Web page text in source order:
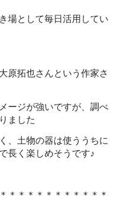
場として毎日活用してい
原拓也さんという作家さ
ージが強いですが、調べ
ました
、土物の器は使ううちに
長く楽しめそうです♪
＊＊＊＊＊＊＊＊＊＊＊